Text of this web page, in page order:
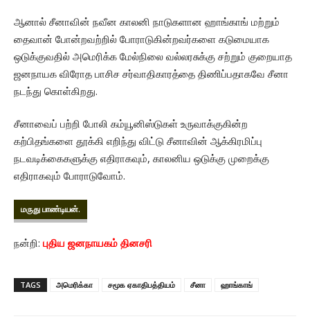
ஆனால் சீனாவின் நவீன காலனி நாடுகளான ஹாங்காங் மற்றும்
தைவான் போன்றவற்றில் போராடுகின்றவர்களை கடுமையாக
ஒடுக்குவதில் அமெரிக்க மேல்நிலை வல்லரசுக்கு சற்றும் குறையாத
ஜனநாயக விரோத பாசிச சர்வாதிகாரத்தை திணிப்பதாகவே சீனா
நடந்து கொள்கிறது.
சீனாவைப் பற்றி போலி கம்யூனிஸ்டுகள் உருவாக்குகின்ற
கற்பிதங்களை தூக்கி எறிந்து விட்டு சீனாவின் ஆக்கிரமிப்பு
நடவடிக்கைகளுக்கு எதிராகவும், காலனிய ஒடுக்கு முறைக்கு
எதிராகவும் போராடுவோம்.
மருது பாண்டியன்.
நன்றி: புதிய ஜனநாயகம் தினசரி
TAGS அமெரிக்கா சமூக ஏகாதிபத்தியம் சீனா ஹாங்காங்